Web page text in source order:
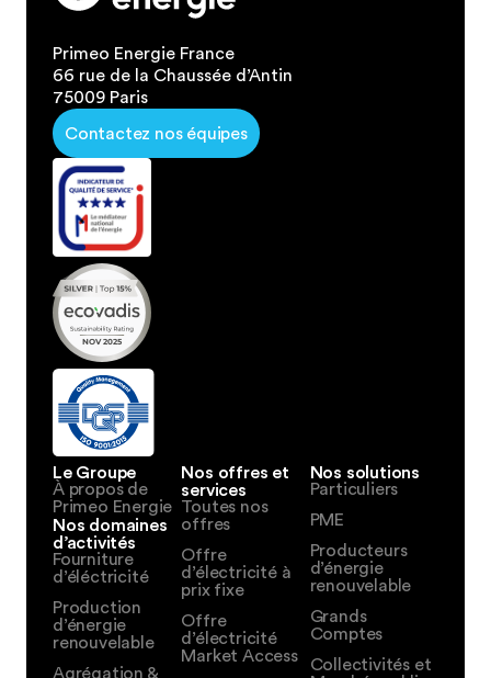
Primeo Energie France
66 rue de la Chaussée d’Antin
75009 Paris
Contactez nos équipes
Le Groupe
À propos de
Primeo Energie
Nos domaines
d’activités
Fourniture
d’éléctricité
Production
d’énergie
renouvelable
Agrégation &
Nos offres et
services
Toutes nos
offres
Offre
d’électricité à
prix fixe
Offre
d’électricité
Market Access
Nos solutions
Particuliers
PME
Producteurs
d’énergie
renouvelable
Grands
Comptes
Collectivités et